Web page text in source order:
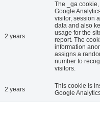
2 years
The _ga
Google
visitor, session
data and also
usage for the
report. The
information
assigns a
number to
visitors.
2 years
This cookie is
Google